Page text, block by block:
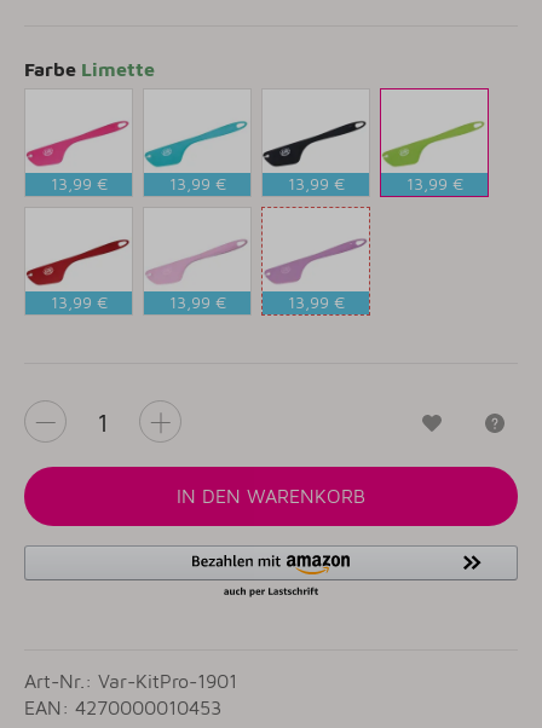
Farbe Limette
13,99 € 13,99 €
Anthrazit
13,99 € 13,99 €
13,99 € 13,99 € 13,99 €
IN DEN WARENKORB
Art-Nr.: Var-KitPro-1901
EAN: 4270000010453